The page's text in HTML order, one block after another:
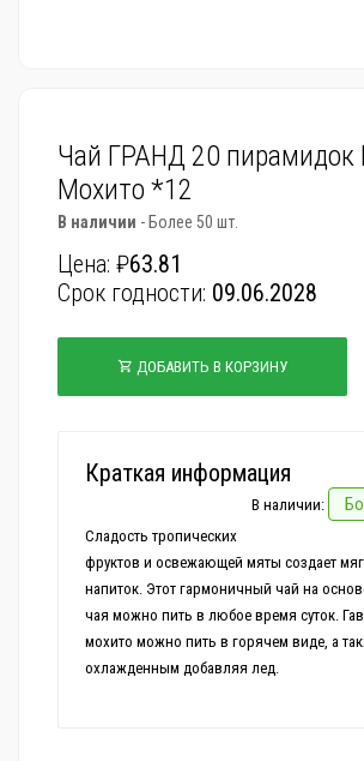
Чай ГРАНД 20 пирамидок
Мохито *12
В наличии - Более 50 шт.
Цена: ₽63.81
Срок годности: 09.06.2028
ДОБАВИТЬ В КОРЗИНУ
Краткая информация
В наличии:
Сладость тропических
фруктов и освежающей мяты создает
напиток. Этот гармоничный чай на
чая можно пить в любое время суток.
мохито можно пить в горячем виде, а